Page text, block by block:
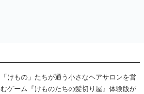
「けもの」たちが通う小さなヘアサロンを営
むゲーム『けものたちの髪切り屋』体験版が